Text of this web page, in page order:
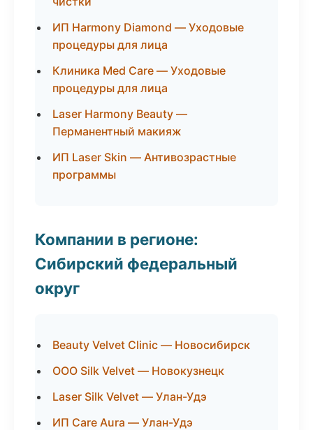
ИП Harmony Diamond — Уходовые
процедуры для лица
Клиника Med Care — Уходовые
процедуры для лица
Laser Harmony Beauty —
Перманентный макияж
ИП Laser Skin — Антивозрастные
программы
Компании в регионе:
Сибирский федеральный
округ
Beauty Velvet Clinic — Новосибирск
ООО Silk Velvet — Новокузнецк
Laser Silk Velvet — Улан-Удэ
ИП Care Aura — Улан-Удэ